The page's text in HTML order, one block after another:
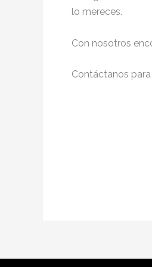
lo mereces.
Con nosotros
Contáctanos